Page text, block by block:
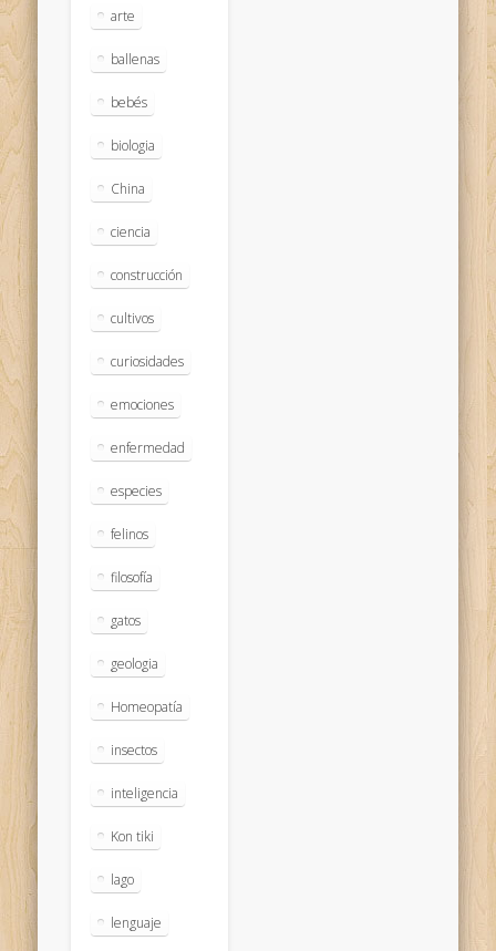
arte
ballenas
bebés
biologia
China
ciencia
construcción
cultivos
curiosidades
emociones
enfermedad
especies
felinos
filosofía
gatos
geologia
Homeopatía
insectos
inteligencia
Kon tiki
lago
lenguaje